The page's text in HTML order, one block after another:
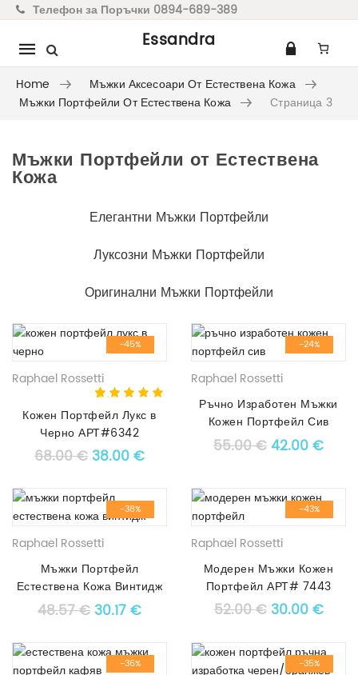
Телефон за Поръчки 0894-689-389
Mobile
navigation
Essandra
Home
Мъжки Аксесоари От Естествена Кожа
Мъжки Портфейли От Естествена Кожа
Страница 3
Skip to content
Мъжки Портфейли от Естествена
Кожа
Елегантни Мъжки Портфейли
Луксозни Мъжки Портфейли
Оригинални Мъжки Портфейли
-45%
Raphael Rossetti
5.00 out of
5
based on
1
customer
rating
Кожен Портфейл Лукс в
Черно АРТ#6342
68.00€ Original price was: 68.00 €.
38.00€Текущата цена е: 38.00 €.
-24%
Raphael Rossetti
Ръчно Изработен Мъжки
Кожен Портфейл Сив
АРТ# 9680
55.00€Original
42.00€
-38%
Raphael Rossetti
Мъжки Портфейл
Естествена Кожа Винтидж
АРТ# 8391
48.57€ Original price was: 48.57 €.
30.17€Текущата цена е: 30.17 €.
-43%
Raphael Rossetti
Модерен Мъжки Кожен
Портфейл АРТ# 7443
52.00€ Original
30.00€
-36% -35%